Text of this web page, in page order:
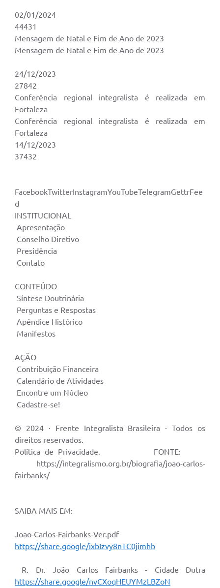
02/01/2024
44431
Mensagem de Natal e Fim de Ano de 2023
Mensagem de Natal e Fim de Ano de 2023
24/12/2023
27842
Conferência regional integralista é realizada em
Fortaleza
Conferência regional integralista é realizada em
Fortaleza
14/12/2023
37432
FacebookTwitterInstagramYouTubeTelegramGettrFee
d
INSTITUCIONAL
Apresentação
Conselho Diretivo
Presidência
Contato
CONTEÚDO
Síntese Doutrinária
Perguntas e Respostas
Apêndice Histórico
Manifestos
AÇÃO
Contribuição Financeira
Calendário de Atividades
Encontre um Núcleo
Cadastre-se!
© 2024 · Frente Integralista Brasileira · Todos os
direitos reservados.
Política de Privacidade. FONTE:
https://integralismo.org.br/biografia/joao-carlos-
fairbanks/
SAIBA MAIS EM:
Joao-Carlos-Fairbanks-Ver.pdf
https://share.google/ixbIzvy8nTC0jimhb
R. Dr. João Carlos Fairbanks - Cidade Dutra
https://share.google/nvCXoqHEUYMzLBZoN